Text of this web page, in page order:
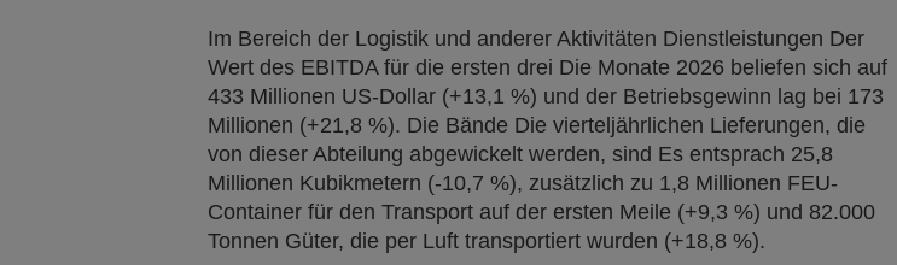
Im Bereich der Logistik und anderer Aktivitäten Dienstleistungen Der
Wert des EBITDA für die ersten drei Die Monate 2026 beliefen sich auf
433 Millionen US-Dollar (+13,1 %) und der Betriebsgewinn lag bei 173
Millionen (+21,8 %). Die Bände Die vierteljährlichen Lieferungen, die
von dieser Abteilung abgewickelt werden, sind Es entsprach 25,8
Millionen Kubikmetern (-10,7 %), zusätzlich zu 1,8 Millionen FEU-
Container für den Transport auf der ersten Meile (+9,3 %) und 82.000
Tonnen Güter, die per Luft transportiert wurden (+18,8 %).